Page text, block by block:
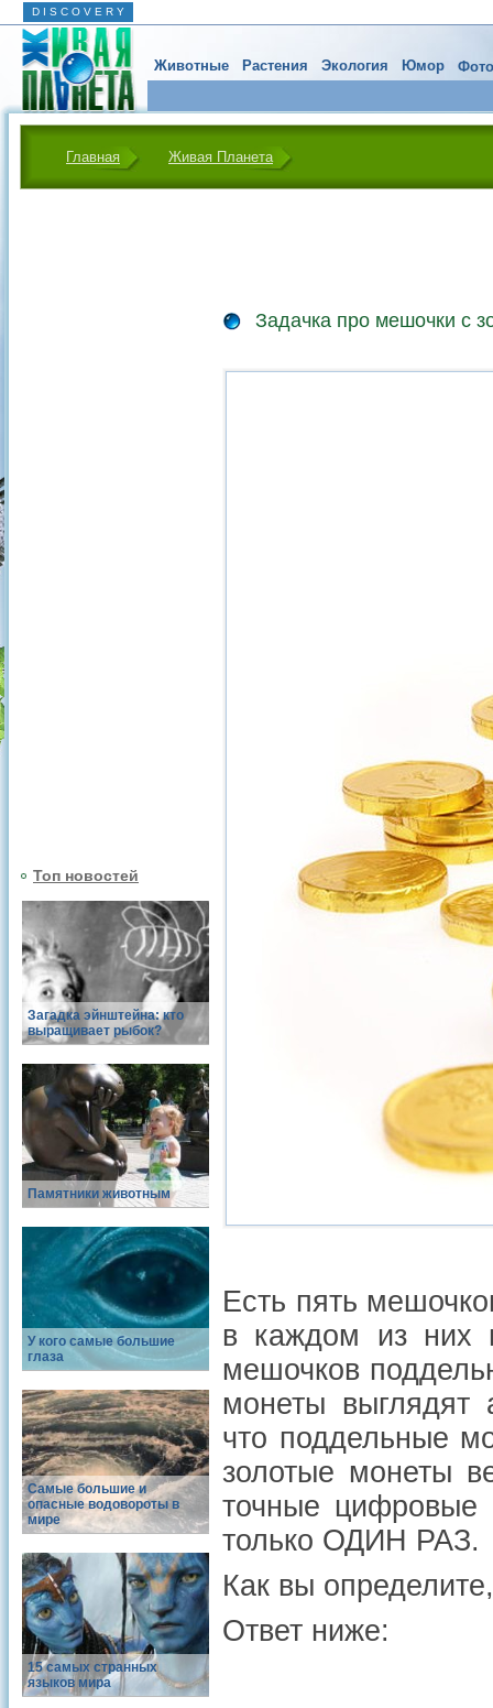
D I S C O V E R Y
Животные Растения Экология Юмор
Главная Живая Планета
Топ новостей
Загадка эйнштейна: кто
выращивает рыбок?
Памятники животным
У кого самые большие
глаза
Самые большие и
опасные водовороты в
мире
15 самых странных
языков мира
Задачка про мешочки с
Есть пять
в каждом из них
мешочков
монеты выглядят
что поддельные
золотые монеты
точные цифровые
только ОДИН РАЗ.
Как вы
Ответ ниже: